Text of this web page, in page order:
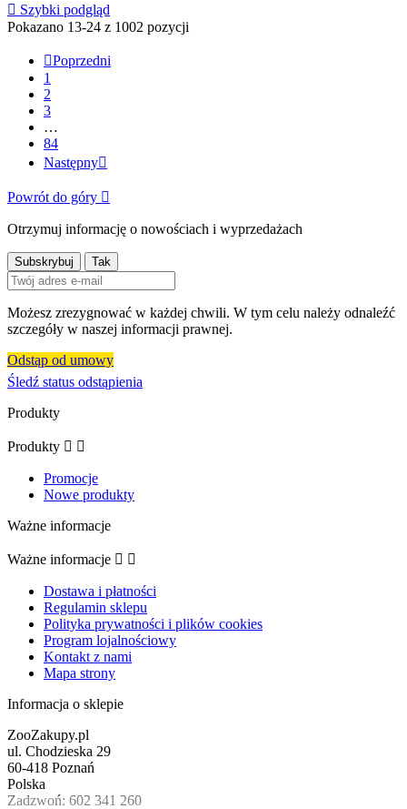
 Szybki podgląd
Pokazano 13-24 z 1002 pozycji
Poprzedni
1
2
3
…
84
Następny
Powrót do góry 
Otrzymuj informację o nowościach i wyprzedażach
Możesz zrezygnować w każdej chwili. W tym celu należy odnaleźć
szczegóły w naszej informacji prawnej.
Odstąp od umowy
Śledź status odstąpienia
Produkty
Produkty  
Promocje
Nowe produkty
Ważne informacje
Ważne informacje  
Dostawa i płatności
Regulamin sklepu
Polityka prywatności i plików cookies
Program lojalnościowy
Kontakt z nami
Mapa strony
Informacja o sklepie
ZooZakupy.pl
ul. Chodzieska 29
60-418 Poznań
Polska
Zadzwoń: 602 341 260